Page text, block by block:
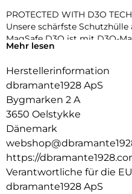
PROTECTED WITH D3O
Unsere schärfste
MagSafe D3O ist mit D3O-
dünnsten und
D3O.
D3O ist das weltweit
Aufprallschutz und wird von
Motorradfahrern verwendet,
D3O vertrauen, können Sie
Aufprallschutz
Das nicht künstliche
hohe Aufprallenergien
Verletzungen/
Mehr lesen
Herstellerinformation
dbramante1928 ApS
Bygmarken 2 A
3650 Oelstykke
Dänemark
https://
Verantwortliche für die EU
dbramante1928 ApS